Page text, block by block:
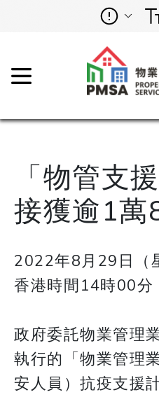
「物管支
接獲逾1萬
2022年8月29日（
香港時間14時00分
政府委託物業管理
執行的「物業管理
安人員）抗疫支援